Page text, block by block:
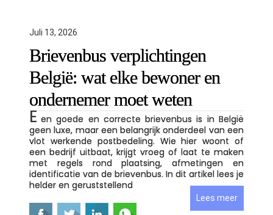
Juli 13, 2026
Brievenbus verplichtingen
België: wat elke bewoner en
ondernemer moet weten
E en goede en correcte brievenbus is in België
geen luxe, maar een belangrijk onderdeel van een
vlot werkende postbedeling. Wie hier woont of
een bedrijf uitbaat, krijgt vroeg of laat te maken
met regels rond plaatsing, afmetingen en
identificatie van de brievenbus. In dit artikel lees je
helder en geruststellend
Lees meer